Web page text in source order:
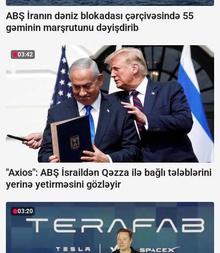
ABŞ İranın dəniz blokadası çərçivəsində 55
gəminin marşrutunu dəyişdirib
03:42
"Axios": ABŞ İsraildən Qəzza ilə bağlı tələblərini
yerinə yetirməsini gözləyir
03:20